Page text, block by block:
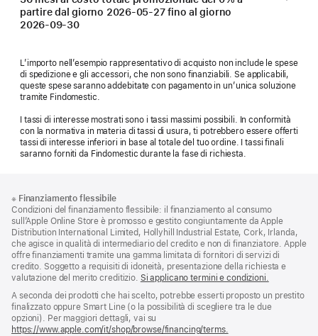
partire dal giorno 2026-05-27fino al giorno
2026-09-30
L’importo nell’esempio rappresentativo di acquisto non include le spese
di spedizione e gli accessori, che non sono finanziabili. Se applicabili,
queste spese saranno addebitate con pagamento in un’unica soluzione
tramite Findomestic.
I tassi di interesse mostrati sono i tassi massimi possibili. In conformità
con la normativa in materia di tassi di usura, ti potrebbero essere offerti
tassi di interesse inferiori in base al totale del tuo ordine. I tassi finali
saranno forniti da Findomestic durante la fase di richiesta.
di
pagina
a
piè
di
pagina
※ Finanziamento flessibile
Condizioni del finanziamento flessibile: il finanziamento al consumo
sull’Apple Online Store è promosso e gestito congiuntamente da Apple
Distribution International Limited, Hollyhill Industrial Estate, Cork, Irlanda,
che agisce in qualità di intermediario del credito e non di finanziatore. Apple
offre finanziamenti tramite una gamma limitata di fornitori di servizi di
credito. Soggetto a requisiti di idoneità, presentazione della richiesta e
valutazione del merito creditizio. Si applicano termini e condizioni.
A seconda dei prodotti che hai scelto, potrebbe esserti proposto un prestito
finalizzato oppure Smart Line (o la possibilità di scegliere tra le due
opzioni). Per maggiori dettagli, vai su
https://www.apple.com/it/shop/browse/financing/terms.